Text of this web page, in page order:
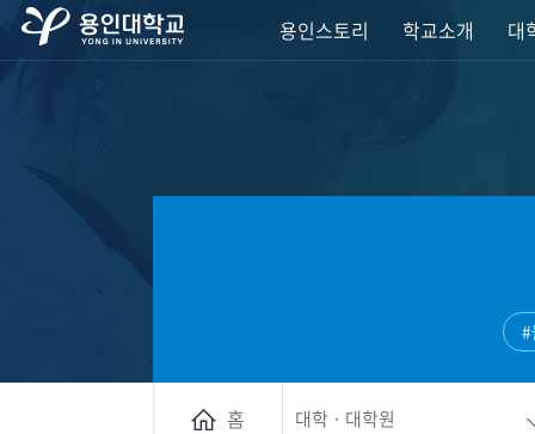
용인스토리 학교소개 대
#
홈 대학 · 대학원